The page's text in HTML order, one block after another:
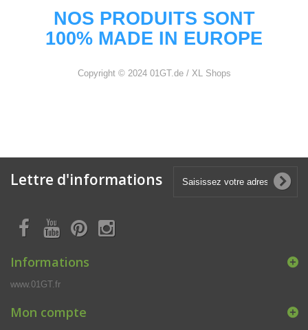
NOS PRODUITS SONT
100% MADE IN EUROPE
Copyright © 2024 01GT.de / XL Shops
Lettre d'informations
Informations
www.01GT.fr
Mon compte